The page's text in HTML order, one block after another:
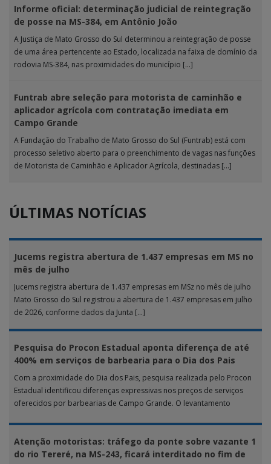
Informe oficial: determinação judicial de reintegração
de posse na MS-384, em Antônio João
A Justiça de Mato Grosso do Sul determinou a reintegração de posse
de uma área pertencente ao Estado, localizada na faixa de domínio da
rodovia MS-384, nas proximidades do município […]
Funtrab abre seleção para motorista de caminhão e
aplicador agrícola com contratação imediata em
Campo Grande
A Fundação do Trabalho de Mato Grosso do Sul (Funtrab) está com
processo seletivo aberto para o preenchimento de vagas nas funções
de Motorista de Caminhão e Aplicador Agrícola, destinadas […]
ÚLTIMAS NOTÍCIAS
Jucems registra abertura de 1.437 empresas em MS no
mês de julho
Jucems registra abertura de 1.437 empresas em MSz no mês de julho
Mato Grosso do Sul registrou a abertura de 1.437 empresas em julho
de 2026, conforme dados da Junta […]
Pesquisa do Procon Estadual aponta diferença de até
400% em serviços de barbearia para o Dia dos Pais
Com a proximidade do Dia dos Pais, pesquisa realizada pelo Procon
Estadual identificou diferenças expressivas nos preços de serviços
oferecidos por barbearias de Campo Grande. O levantamento
Atenção motoristas: tráfego da ponte sobre vazante 1
do rio Tereré, na MS-243, ficará interditado no fim de